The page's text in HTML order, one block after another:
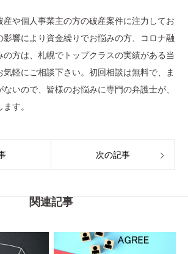
産や個人事業主の方の破産案件に注力してお
影響により資金繰りでお悩みの方、コロナ融
の方は、札幌でトップクラスの実績がある当
軽にご相談下さい。初回相談は無料で、ま
いので、皆様のお悩みに専門の弁護士が、
す。
次の記事
関連記事